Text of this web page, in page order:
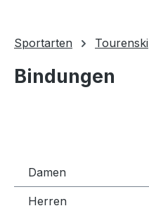
Sportarten Tourenski
Bindungen
Damen
Herren